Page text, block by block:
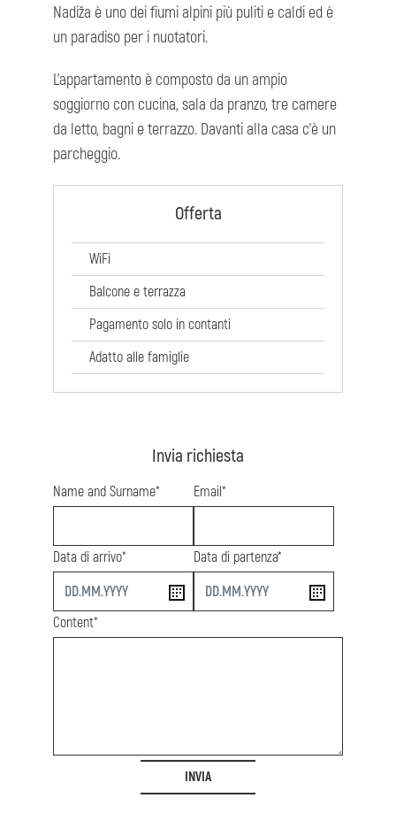
Nadiža è uno dei fiumi alpini più puliti e caldi ed è
un paradiso per i nuotatori.
L'appartamento è composto da un ampio
soggiorno con cucina, sala da pranzo, tre camere
da letto, bagni e terrazzo. Davanti alla casa c'è un
parcheggio.
Offerta
WiFi
Balcone e terrazza
Pagamento solo in contanti
Adatto alle famiglie
Invia richiesta
Name and Surname* Email*
Data di arrivo*
start
Data di partenza*
end
Content*
INVIA